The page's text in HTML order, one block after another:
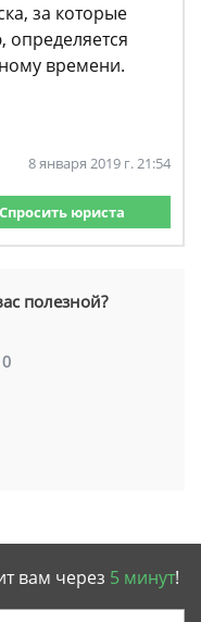
за которые
времени.
8 января 2019 г. 21:54
Спросить юриста
полезной?
0
вам через 5 минут!